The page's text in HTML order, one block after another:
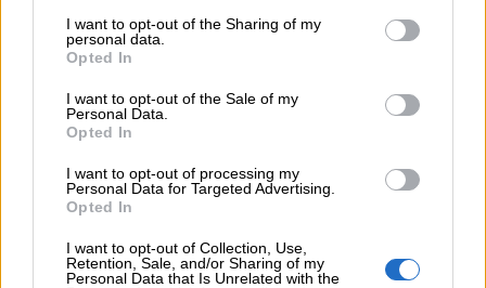
I want to opt-out of the Sharing of my
personal data.
Opted In
I want to opt-out of the Sale of my
Personal Data.
Opted In
I want to opt-out of processing my
Personal Data for Targeted Advertising.
Opted In
I want to opt-out of Collection, Use,
Retention, Sale, and/or Sharing of my
Personal Data that Is Unrelated with the